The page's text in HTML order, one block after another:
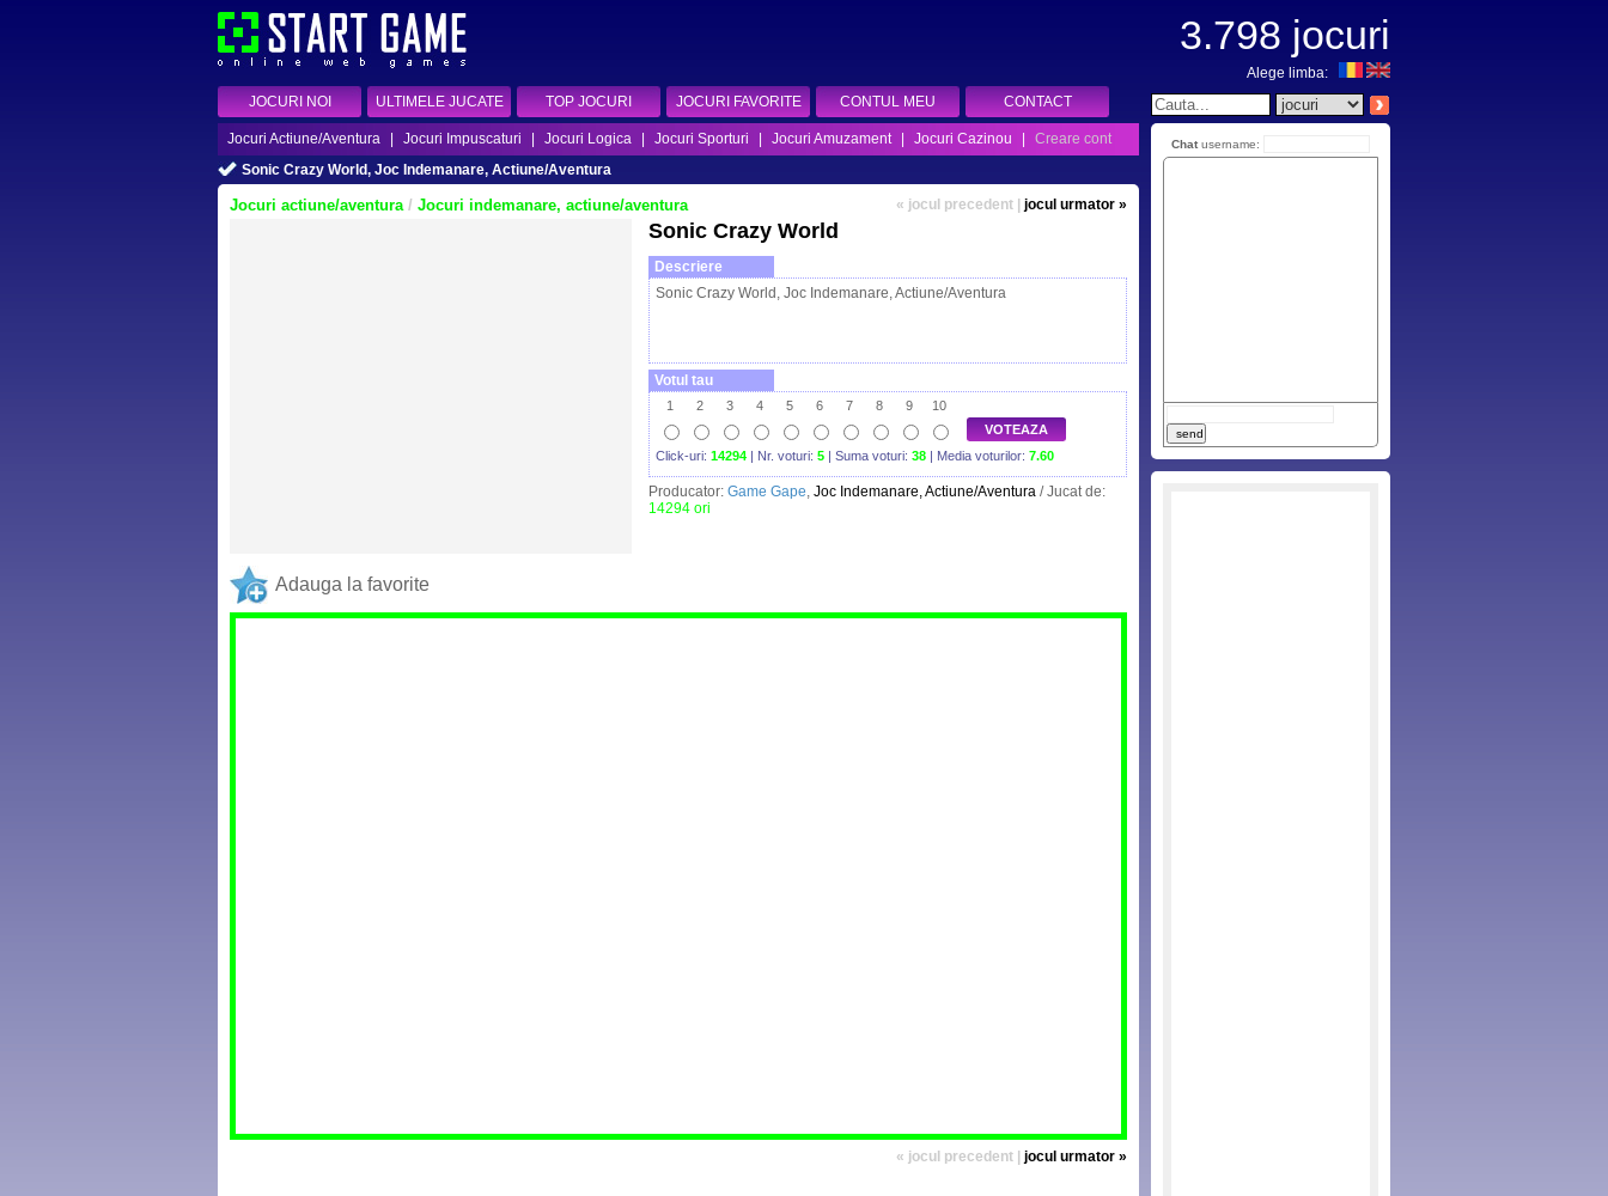
JOCURI NOI ULTIMELE JUCATE TOP JOCURI JOCURI FAVORITE CONTUL MEU CONTACT
Jocuri Actiune/Aventura Jocuri Impuscaturi Jocuri Logica Jocuri Sporturi Jocuri Amuzament Jocuri Cazinou
Creare cont
Sonic Crazy World, Joc Indemanare, Actiune/Aventura
Jocuri actiune/aventura/ Jocuri indemanare, actiune/aventura « jocul precedent jocul urmator »
Sonic Crazy World
Descriere
Sonic Crazy World, Joc Indemanare, Actiune/Aventura
Votul tau
1 2 3 4 5 6 7 8 9
10
VOTEAZA
Click-uri: 14294 | Nr. voturi: 5 | Suma voturi: 38 | Media voturilor: 7.60
Producator: Game Gape, Joc Indemanare, Actiune/Aventura / Jucat de:
14294 ori
Adauga la favorite
« jocul precedent | jocul urmator »
3.798 jocuri
Alege limba:
Chat username: